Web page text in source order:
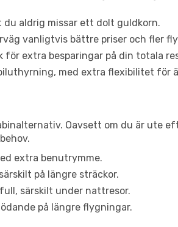
du aldrig missar ett dolt guldkorn.
vanligtvis bättre priser och fler
extra besparingar på din totala
med extra flexibilitet för
Oavsett om du är ute
extra benutrymme.
på längre sträckor.
särskilt under nattresor.
på längre flygningar.